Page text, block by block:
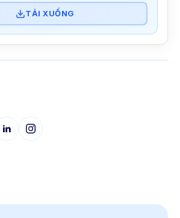
TẢI XUỐNG